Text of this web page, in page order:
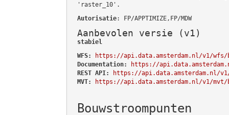
'raster_10'.
Autorisatie: FP/APPTIMIZE,FP/MDW
Aanbevolen versie (v1)
stabiel
WFS:
https://api.data.amsterdam.nl/v1/wfs/
Documentation:
https://
REST API:
https://api.data.amsterdam.nl/
MVT:
https://api.data.amsterdam.nl/v1/mvt/
Bouwstroompunten